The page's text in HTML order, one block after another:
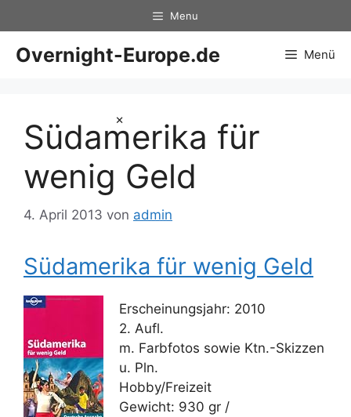
×
Inhalt
springen
Menu
Overnight-Europe.de Menü
Südamerika für
wenig Geld
4. April 2013 von admin
Südamerika für wenig Geld
Erscheinungsjahr: 2010
2. Aufl.
m. Farbfotos sowie Ktn.-Skizzen
u. Pln.
Hobby/Freizeit
Gewicht: 930 gr /